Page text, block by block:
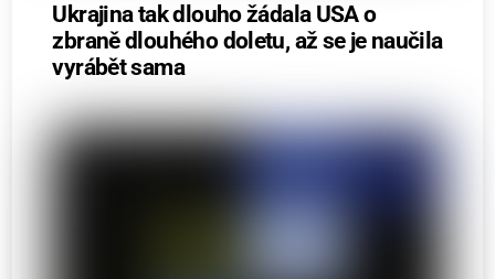
Ukrajina tak dlouho žádala USA o
zbraně dlouhého doletu, až se je naučila
vyrábět sama